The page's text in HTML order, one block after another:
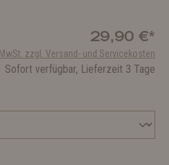
29,90 €*
zzgl. Versand- und Servicekosten
Sofort verfügbar, Lieferzeit 3 Tage